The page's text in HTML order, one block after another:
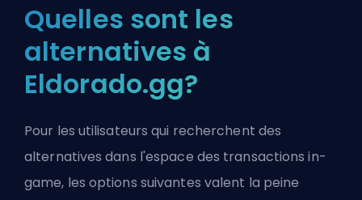
Quelles sont les
alternatives à
Eldorado.gg?
Pour les utilisateurs qui recherchent des
alternatives dans l'espace des transactions in-
game, les options suivantes valent la peine